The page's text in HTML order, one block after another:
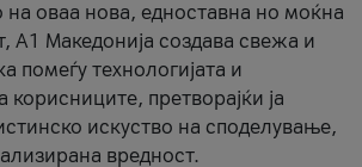
оваа нова, едноставна но моќна
А1 Македонија создава свежа и
помеѓу технологијата и
корисниците, претворајќи ја
искуство на споделување,
вредност.